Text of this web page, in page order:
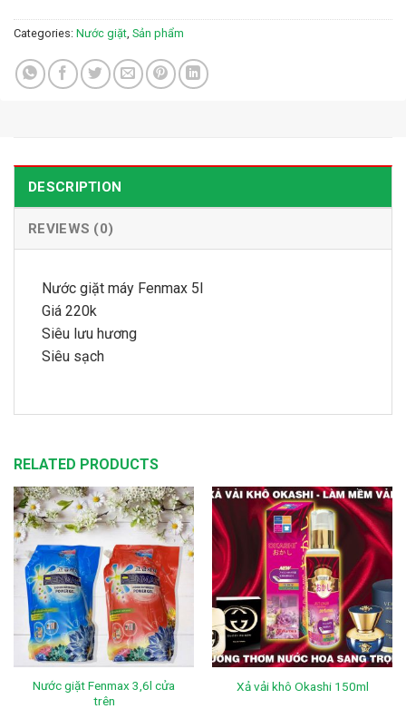
Categories: Nước giặt Sản phẩm
DESCRIPTION
REVIEWS (0)
Nước giặt máy Fenmax 5l
Giá 220k
Siêu lưu hương
Siêu sạch
RELATED PRODUCTS
Nước giặt Fenmax 3,6l cửa
trên
Xả vải khô Okashi 150ml